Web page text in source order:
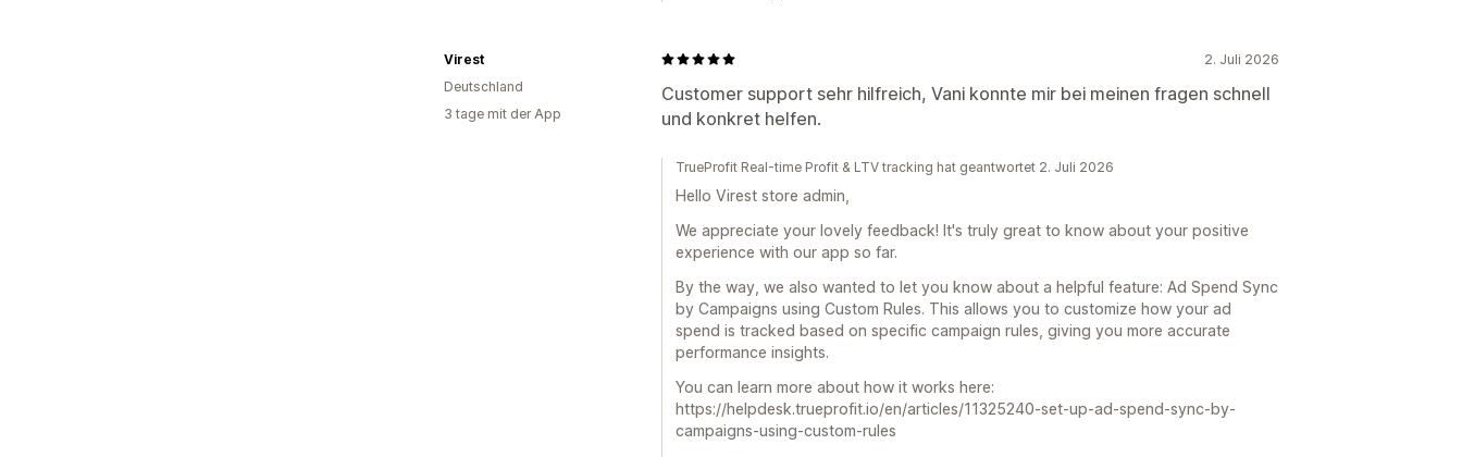
2. Juli 2026
Customer support sehr hilfreich, Vani konnte mir bei meinen fragen schnell
und konkret helfen.
Virest
Deutschland
3 tage mit der App
TrueProfit Real-time Profit & LTV tracking hat geantwortet 2. Juli 2026
Hello Virest store admin,
We appreciate your lovely feedback! It's truly great to know about your positive
experience with our app so far.
By the way, we also wanted to let you know about a helpful feature: Ad Spend Sync
by Campaigns using Custom Rules. This allows you to customize how your ad
spend is tracked based on specific campaign rules, giving you more accurate
performance insights.
You can learn more about how it works here:
https://helpdesk.trueprofit.io/en/articles/11325240-set-up-ad-spend-sync-by-
campaigns-using-custom-rules